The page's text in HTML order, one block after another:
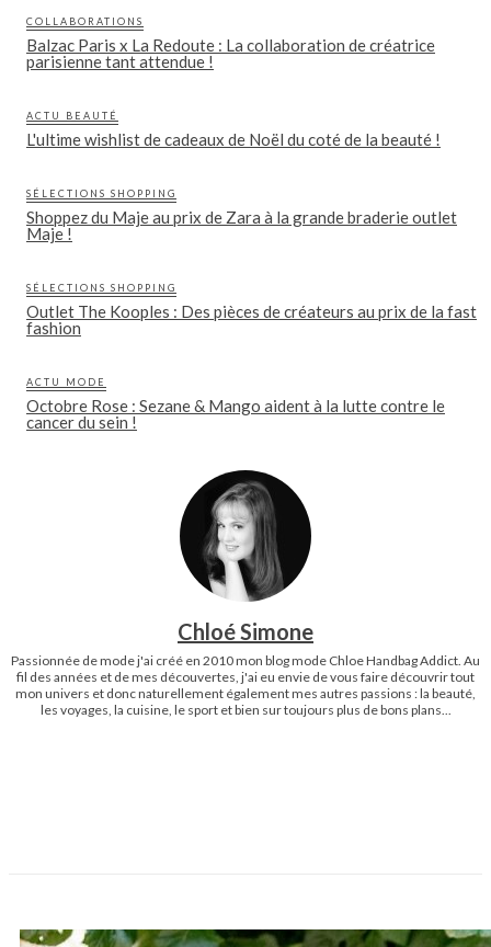
COLLABORATIONS
Balzac Paris x La Redoute : La collaboration de créatrice
parisienne tant attendue !
ACTU BEAUTÉ
L'ultime wishlist de cadeaux de Noël du coté de la beauté !
SÉLECTIONS SHOPPING
Shoppez du Maje au prix de Zara à la grande braderie outlet
Maje !
SÉLECTIONS SHOPPING
Outlet The Kooples : Des pièces de créateurs au prix de la fast
fashion
ACTU MODE
Octobre Rose : Sezane & Mango aident à la lutte contre le
cancer du sein !
Chloé Simone
Passionnée de mode j'ai créé en 2010 mon blog mode Chloe Handbag Addict. Au
fil des années et de mes découvertes, j'ai eu envie de vous faire découvrir tout
mon univers et donc naturellement également mes autres passions : la beauté,
les voyages, la cuisine, le sport et bien sur toujours plus de bons plans...